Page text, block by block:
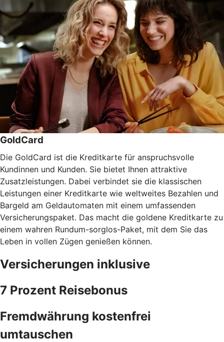
GoldCard
Die GoldCard ist die Kreditkarte für anspruchsvolle
Kundinnen und Kunden. Sie bietet Ihnen attraktive
Zusatzleistungen. Dabei verbindet sie die klassischen
Leistungen einer Kreditkarte wie weltweites Bezahlen und
Bargeld am Geldautomaten mit einem umfassenden
Versicherungspaket. Das macht die goldene Kreditkarte zu
einem wahren Rundum-sorglos-Paket, mit dem Sie das
Leben in vollen Zügen genießen können.
Versicherungen inklusive
7 Prozent Reisebonus
Fremdwährung kostenfrei
umtauschen